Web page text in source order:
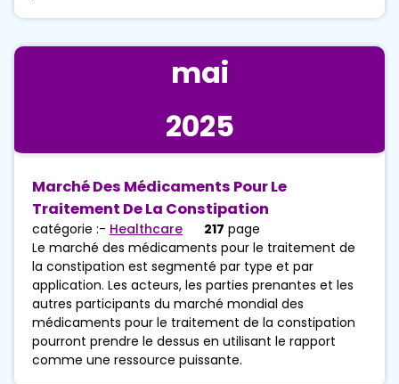
mai
2025
Marché Des Médicaments Pour Le
Traitement De La Constipation
catégorie :- Healthcare 217 page
Le marché des médicaments pour le traitement de
la constipation est segmenté par type et par
application. Les acteurs, les parties prenantes et les
autres participants du marché mondial des
médicaments pour le traitement de la constipation
pourront prendre le dessus en utilisant le rapport
comme une ressource puissante.